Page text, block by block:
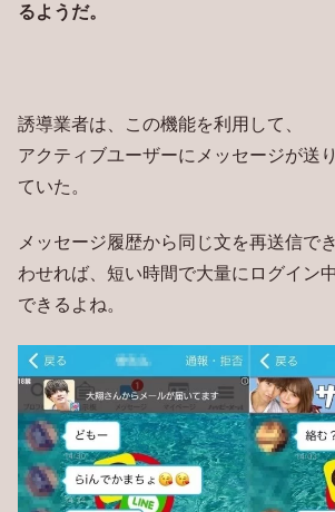
るようだ。
誘導業者は、この機能を利用して、
アクティブユーザーにメッセージが送
ていた。
メッセージ履歴から同じ文を再送信で
わせれば、短い時間で大量にログイン
できるよね。